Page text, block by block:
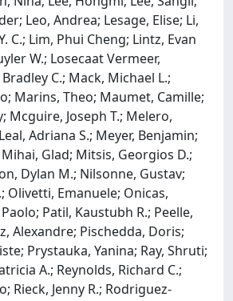
Leo, Andrea; Lesage, Elise; Li,
C.; Lim, Phui Cheng; Lintz, Evan
W.; Losecaat Vermeer,
C.; Mack, Michael L.;
Marins, Theo; Maumet, Camille;
Mcguire, Joseph T.; Melero,
Adriana S.; Meyer, Benjamin;
Glad; Mitsis, Georgios D.;
Dylan M.; Nilsonne, Gustav;
Olivetti, Emanuele; Onicas,
Patil, Kaustubh R.; Peelle,
Alexandre; Pischedda, Doris;
Prystauka, Yanina; Ray, Shruti;
A.; Reynolds, Richard C.;
Rieck, Jenny R.; Rodriguez-